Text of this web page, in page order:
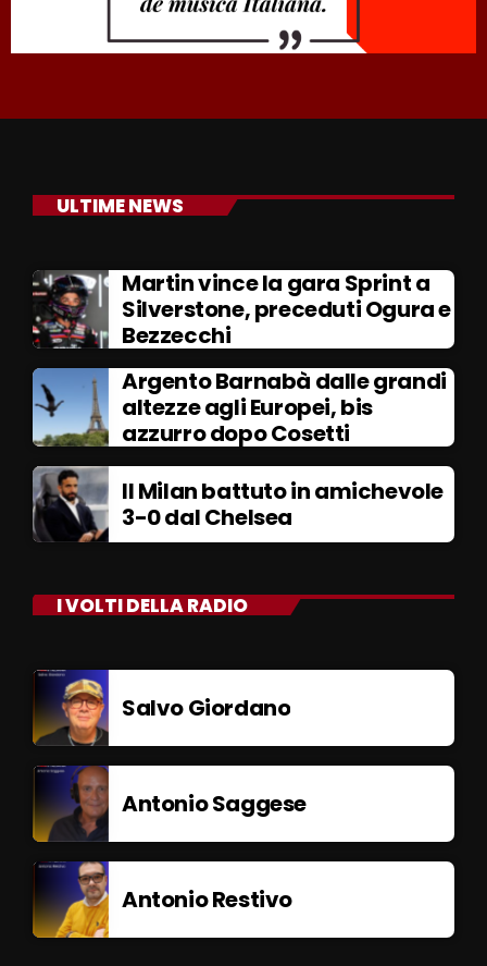
ULTIME NEWS
Martin vince la gara Sprint a
Silverstone, preceduti Ogura e
Bezzecchi
Argento Barnabà dalle grandi
altezze agli Europei, bis
azzurro dopo Cosetti
Il Milan battuto in amichevole
3-0 dal Chelsea
I VOLTI DELLA RADIO
Salvo Giordano
Antonio Saggese
Antonio Restivo